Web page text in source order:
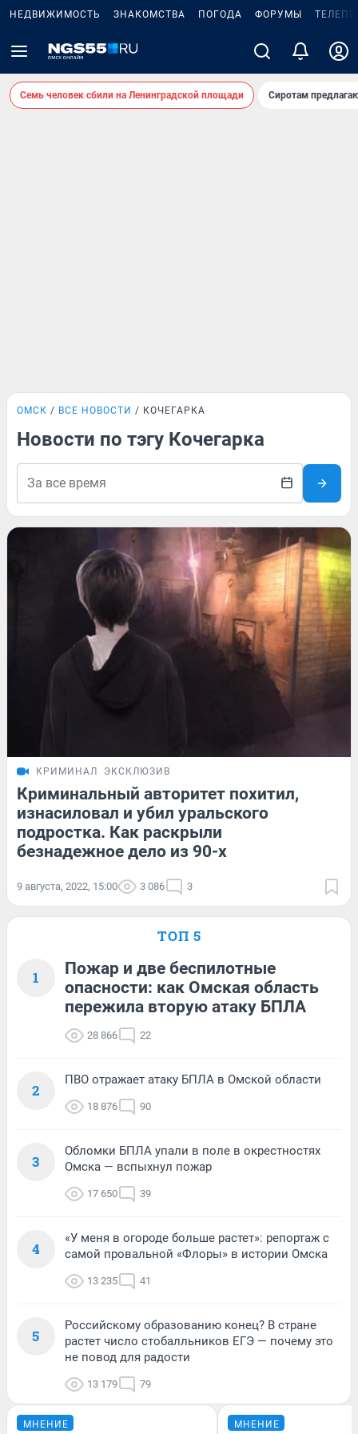
НЕДВИЖИМОСТЬ ЗНАКОМСТВА ПОГОДА ФОРУМЫ
Семь человек сбили на Ленинградской площади Сиротам
ОМСК ВСЕ НОВОСТИ КОЧЕГАРКА
Новости по тэгу Кочегарка
КРИМИНАЛ ЭКСКЛЮЗИВ
Криминальный авторитет похитил,
изнасиловал и убил уральского
подростка. Как раскрыли
безнадежное дело из 90-х
9 августа, 2022, 15:00 3 086 3
ТОП 5
1
Пожар и две беспилотные
опасности: как Омская область
пережила вторую атаку БПЛА
28 866 22
2
ПВО отражает атаку БПЛА в Омской области
18 876 90
3
Обломки БПЛА упали в поле в окрестностях
Омска — вспыхнул пожар
17 650 39
4
«У меня в огороде больше растет»: репортаж с
самой провальной «Флоры» в истории Омска
13 235 41
5
Российскому образованию конец? В стране
растет число стобалльников ЕГЭ — почему это
не повод для радости
13 179 79
МНЕНИЕ МНЕНИЕ